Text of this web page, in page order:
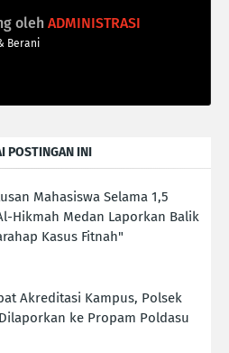
oleh ADMINISTRASI
Berani
POSTINGAN INI
Mahasiswa Selama 1,5
Hikmah Medan Laporkan Balik
Kasus Fitnah"
Akreditasi Kampus, Polsek
ke Propam Poldasu